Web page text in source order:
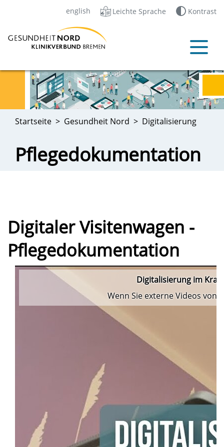
english Leichte Sprache Kontrast
Startseite Gesundheit Nord Digitalisierung
Pflegedokumentation
Digitaler Visitenwagen -
Pflegedokumentation
Digitalisierung im
Wenn Sie externe Videos von